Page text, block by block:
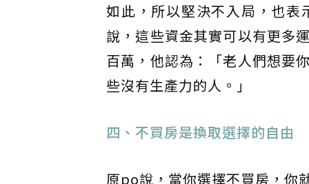
如此，所以堅決不入局，也
說，這些資金其實可以有更多
百萬，他認為：「老人們想要
些沒有生產力的人。」
四、不買房是換取選擇的自由
原po說，當你選擇不買房，你